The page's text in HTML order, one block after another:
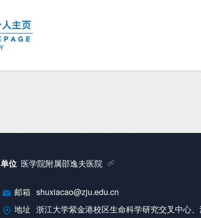
单位 医学院附属邵逸夫医院
邮箱 shuxiacao@zju.edu.cn
地址 浙江大学紫金港校区生命科学研究交叉中心